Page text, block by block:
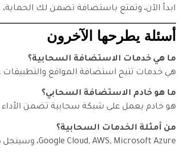
ابدأ الآن، وتمتع باستضافة تضمن لك الحماية،
أسئلة يطرحها الآخرون
ما هي خدمات الاستضافة السحابية؟
هي خدمات تتيح استضافة المواقع والتطبيقات
ما هو خادم الاستضافة السحابي؟
هو خادم يعمل على شبكة سحابية تضمن الأداء
من أمثلة الخدمات السحابية؟
Google Cloud, AWS, Microsoft Azure، وسينجل كليك كحل عربي موثوق.